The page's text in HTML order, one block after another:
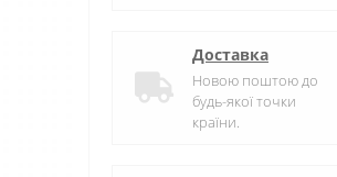
Доставка
Новою поштою до
будь-якої точки
країни.